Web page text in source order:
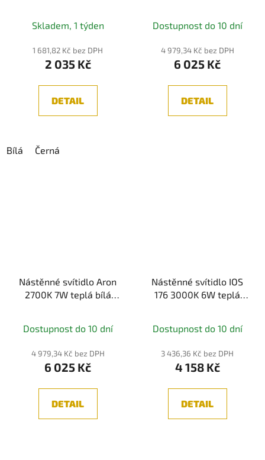
Skladem, 1 týden
1 681,82 Kč bez DPH
2 035 Kč
DETAIL
Bílá Černá
Dostupnost do 10 dní
4 979,34 Kč bez DPH
6 025 Kč
DETAIL
Nástěnné svítidlo Aron
2700K 7W teplá bílá
Dostupnost do 10 dní
4 979,34 Kč bez DPH
6 025 Kč
DETAIL
Nástěnné svítidlo IOS
176 3000K 6W teplá
Dostupnost do 10 dní
3 436,36 Kč bez DPH
4 158 Kč
DETAIL